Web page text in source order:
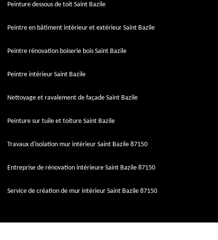
Peinture dessous de toit Saint Bazile
Peintre en bâtiment intérieur et extérieur Saint Bazile
Peintre rénovation boiserie bois Saint Bazile
Peintre intérieur Saint Bazile
Nettoyage et ravalement de façade Saint Bazile
Peinture sur tuile et toiture Saint Bazile
Travaux d'isolation mur intérieur Saint Bazile 87150
Entreprise de rénovation intérieure Saint Bazile 87150
Service de création de mur intérieur Saint Bazile 87150